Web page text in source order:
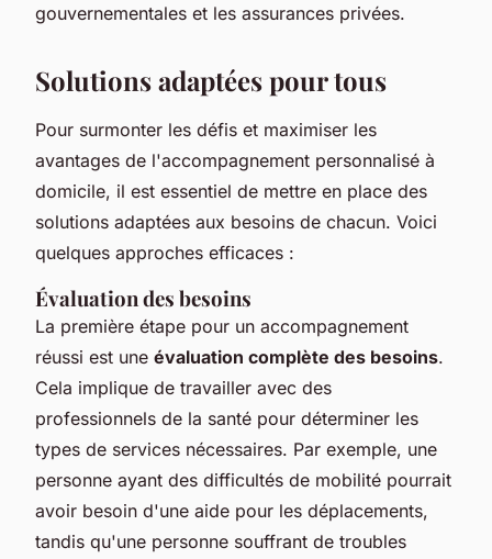
gouvernementales et les assurances privées.
Solutions adaptées pour tous
Pour surmonter les défis et maximiser les
avantages de l'accompagnement personnalisé à
domicile, il est essentiel de mettre en place des
solutions adaptées aux besoins de chacun. Voici
quelques approches efficaces :
Évaluation des besoins
La première étape pour un accompagnement
réussi est une évaluation complète des besoins.
Cela implique de travailler avec des
professionnels de la santé pour déterminer les
types de services nécessaires. Par exemple, une
personne ayant des difficultés de mobilité pourrait
avoir besoin d'une aide pour les déplacements,
tandis qu'une personne souffrant de troubles